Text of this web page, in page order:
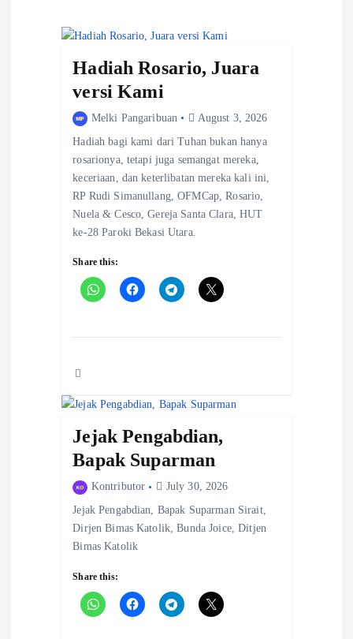
Hadiah Rosario, Juara
versi Kami
Melki Pangaribuan August 3, 2026
Hadiah bagi kami dari Tuhan bukan hanya
rosarionya, tetapi juga semangat mereka,
keceriaan, dan keterlibatan mereka kali ini,
RP Rudi Simanullang, OFMCap, Rosario,
Nuela & Cesco, Gereja Santa Clara, HUT
ke-28 Paroki Bekasi Utara.
Share this:
Jejak Pengabdian,
Bapak Suparman
Kontributor July 30, 2026
Jejak Pengabdian, Bapak Suparman Sirait,
Dirjen Bimas Katolik, Bunda Joice, Ditjen
Bimas Katolik
Share this: